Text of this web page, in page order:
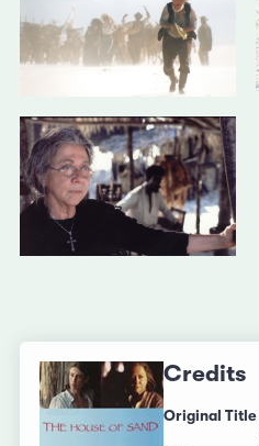
Credits
Original Title